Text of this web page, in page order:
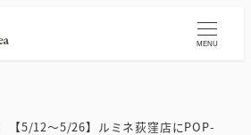
MENU
【5/12～5/26】ルミネ荻窪店にPOP-